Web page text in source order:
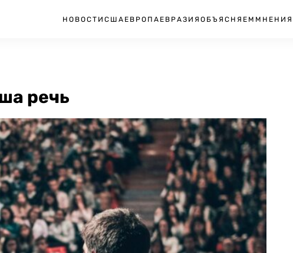
НОВОСТИ США ЕВРОПА ЕВРАЗИЯ ОБЪЯСНЯЕМ МНЕНИЯ
речь